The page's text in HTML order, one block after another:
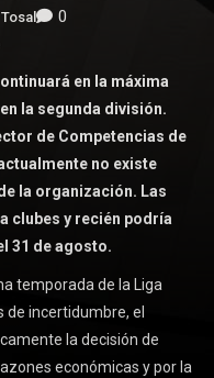
0
en la máxima
la segunda división.
de Competencias de
no existe
la organización. Las
clubes y recién podría
31 de agosto.
temporada de la Liga
de incertidumbre, el
la decisión de
económicas y por la